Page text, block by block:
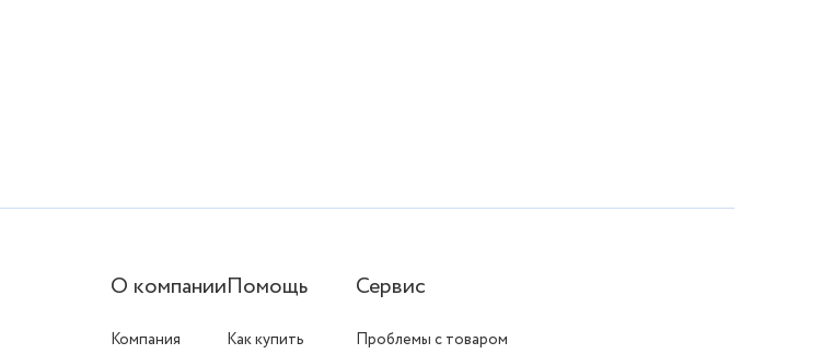
О компании
Компания
Помощь
Как купить
Сервис
Проблемы с товаром